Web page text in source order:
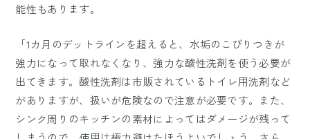
能性もあります。
「1カ月のデットラインを超えると、水垢のこびりつきが
強力になって取れなくなり、強力な酸性洗剤を使う必要が
出てきます。酸性洗剤は市販されているトイレ用洗剤など
がありますが、扱いが危険なので注意が必要です。また、
シンク周りのキッチンの素材によってはダメージが残って